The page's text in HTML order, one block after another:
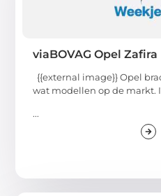
viaBOVAG Opel Zafira
{{external image}} Opel
wat modellen op de markt.
...